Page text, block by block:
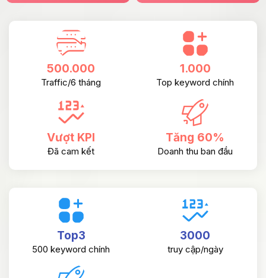
500.000
Traffic/6 tháng
1.000
Top keyword chính
Vượt KPI
Đã cam kết
Tăng 60%
Doanh thu ban đầu
Top3
500 keyword chính
3000
truy cập/ngày